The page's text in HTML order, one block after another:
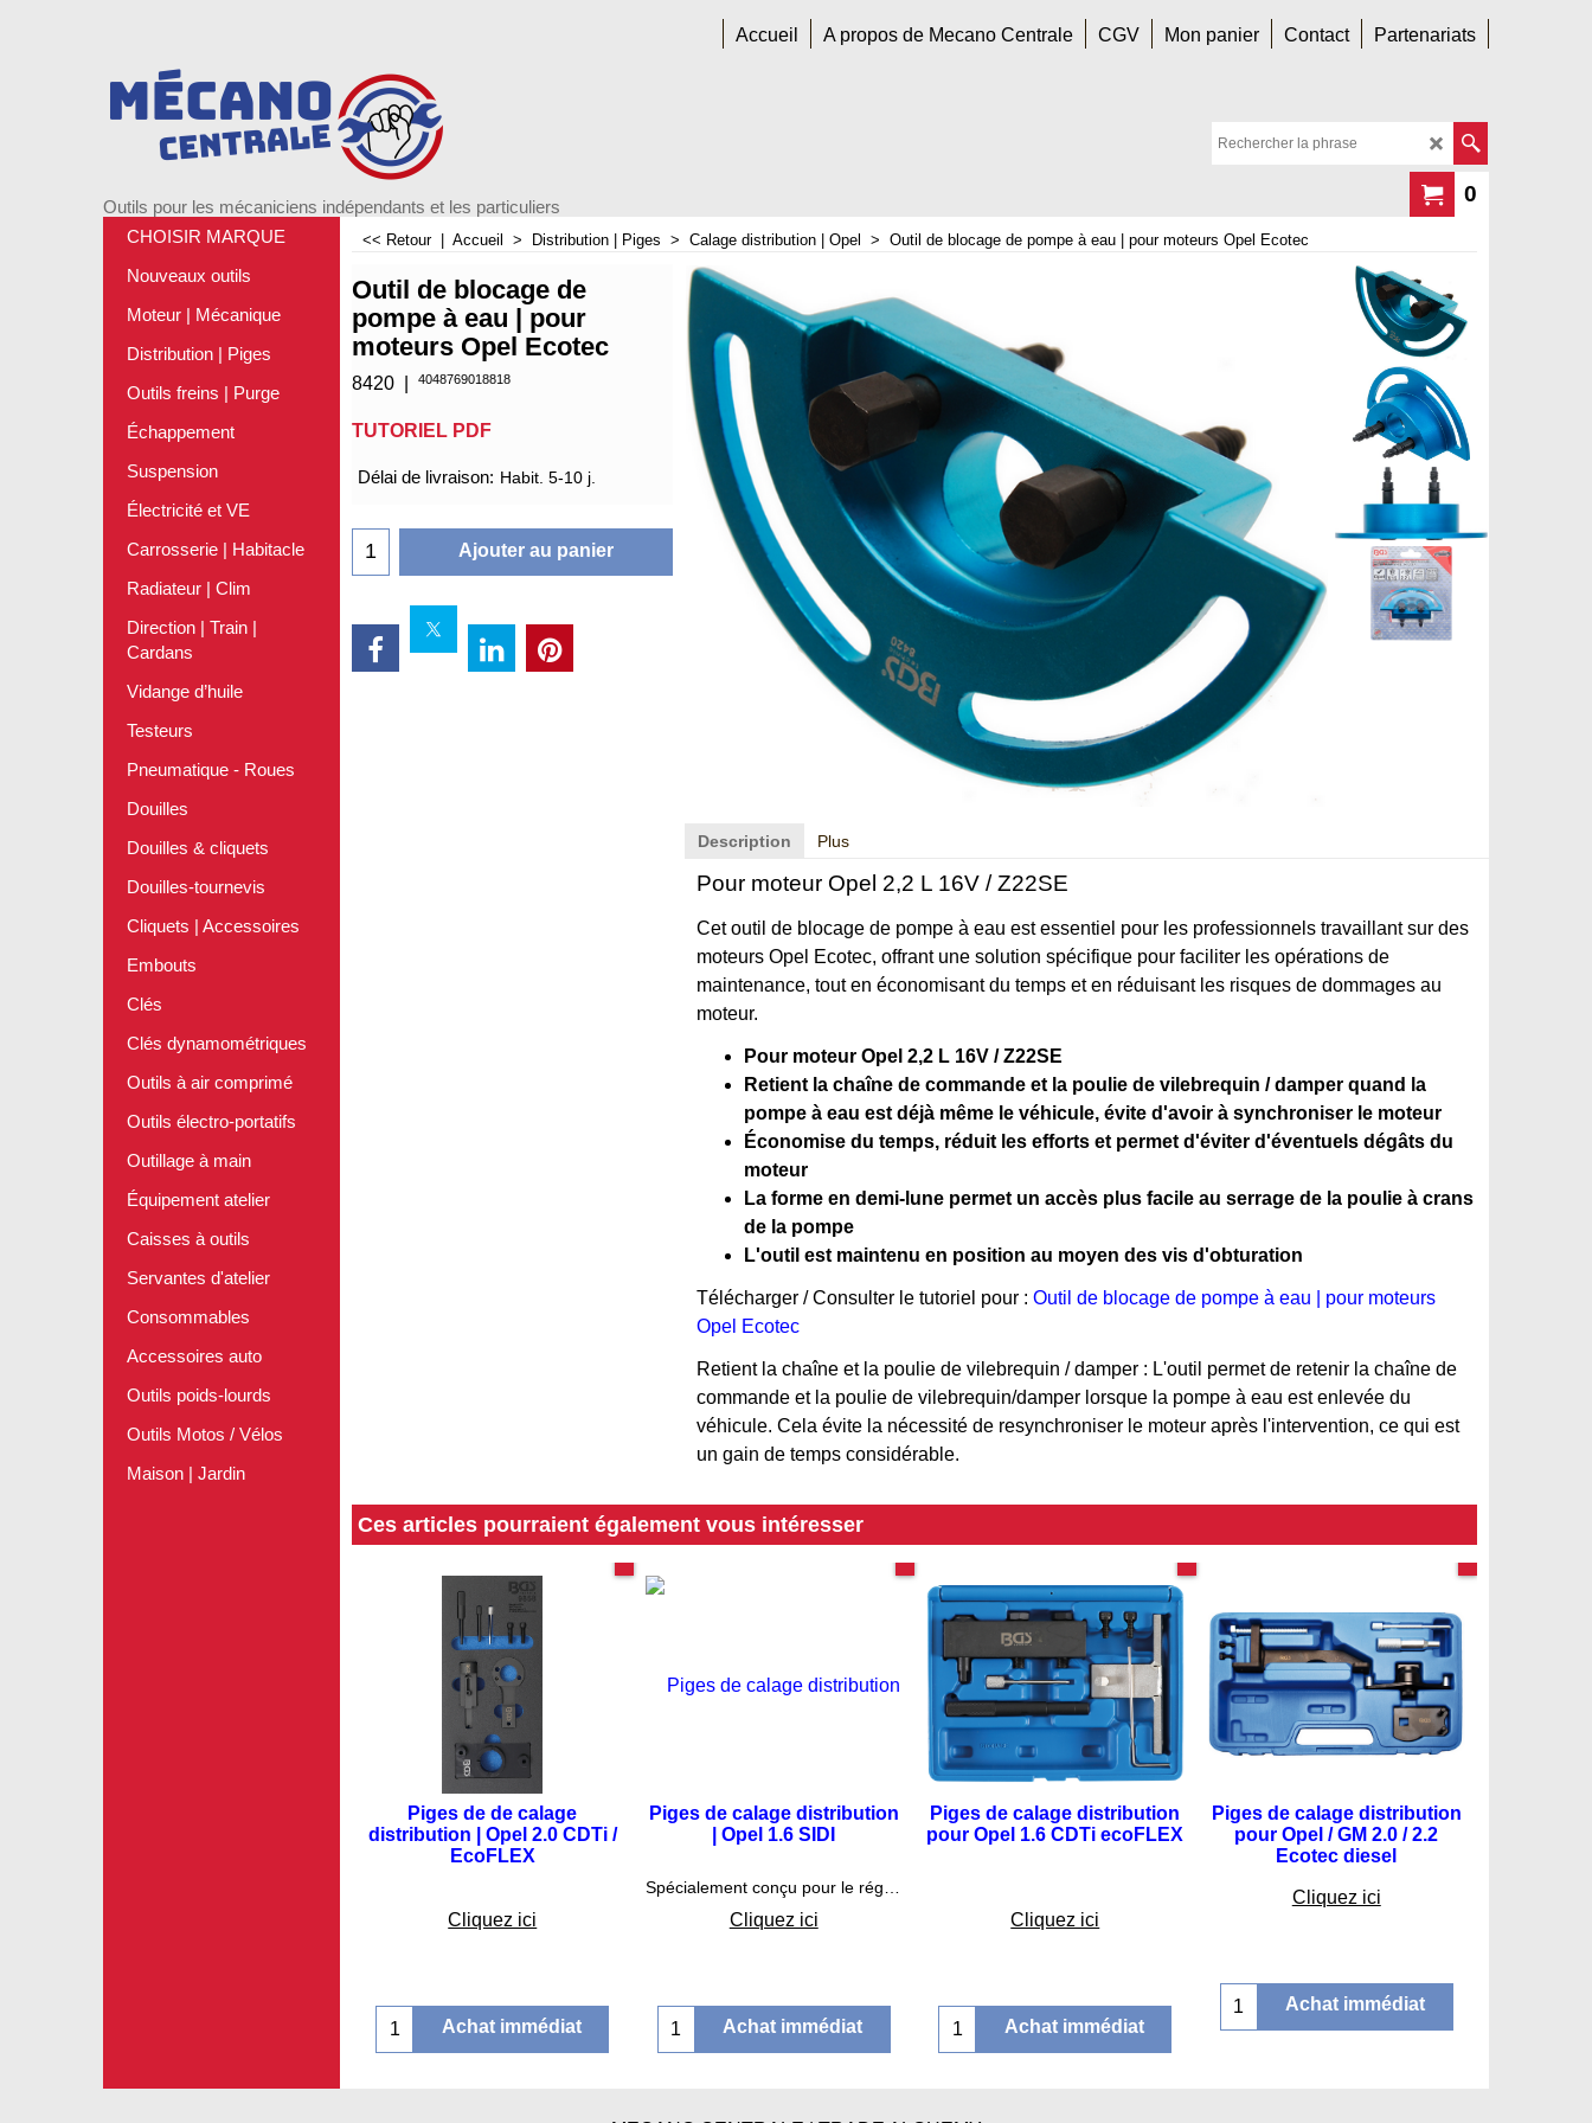
Accueil A propos de Mecano Centrale CGV Mon panier Contact Partenariats
Outils pour les mécaniciens indépendants et les particuliers
0
CHOISIR MARQUE
Nouveaux outils
Moteur | Mécanique
Distribution | Piges
Outils freins | Purge
Échappement
Suspension
Électricité et VE
Carrosserie | Habitacle
Radiateur | Clim
Direction | Train |
Cardans
Vidange d’huile
Testeurs
Pneumatique - Roues
Douilles
Douilles & cliquets
Douilles-tournevis
Cliquets | Accessoires
Embouts
Clés
Clés dynamométriques
Outils à air comprimé
Outils électro-portatifs
Outillage à main
Équipement atelier
Caisses à outils
Servantes d'atelier
Consommables
Accessoires auto
Outils poids-lourds
Outils Motos / Vélos
Maison | Jardin
<< Retour Accueil > Distribution | Piges > Calage distribution | Opel > Outil de blocage de pompe à eau | pour moteurs Opel Ecotec
Outil de blocage de
pompe à eau | pour
moteurs Opel Ecotec
8420 4048769018818
TUTORIEL PDF
€29.75
Description Plus
Pour moteur Opel 2,2 L 16V / Z22SE
Cet outil de blocage de pompe à eau est essentiel pour les professionnels travaillant sur des
moteurs Opel Ecotec, offrant une solution spécifique pour faciliter les opérations de
maintenance, tout en économisant du temps et en réduisant les risques de dommages au
moteur.
Pour moteur Opel 2,2 L 16V / Z22SE
Retient la chaîne de commande et la poulie de vilebrequin / damper quand la
pompe à eau est déjà même le véhicule, évite d'avoir à synchroniser le moteur
Économise du temps, réduit les efforts et permet d'éviter d'éventuels dégâts du
moteur
La forme en demi-lune permet un accès plus facile au serrage de la poulie à crans
de la pompe
L'outil est maintenu en position au moyen des vis d'obturation
Télécharger / Consulter le tutoriel pour : Outil de blocage de pompe à eau | pour moteurs
Opel Ecotec
Retient la chaîne et la poulie de vilebrequin / damper : L'outil permet de retenir la chaîne de
commande et la poulie de vilebrequin/damper lorsque la pompe à eau est enlevée du
véhicule. Cela évite la nécessité de resynchroniser le moteur après l'intervention, ce qui est
un gain de temps considérable.
Ces articles pourraient également vous intéresser
Spécial Opel
Piges de de calage
distribution | Opel 2.0 CDTi /
EcoFLEX
Cliquez ici
Achat immédiat
Spécial Opel SIDi
Piges de calage distribution
| Opel 1.6 SIDI
€178.75 Spécialement conçu pour le réglage et le contrôle de la distribution du moteur lors du remplacement de la chaîne de distribution
Cliquez ici
Achat immédiat
TUTORIEL PDF
Piges de calage distribution
pour Opel 1.6 CDTi ecoFLEX
Cliquez ici
Achat immédiat
TUTORIEL PDF
Piges de calage distribution
pour Opel / GM 2.0 / 2.2
Ecotec diesel
€62.75
Cliquez ici
Achat immédiat